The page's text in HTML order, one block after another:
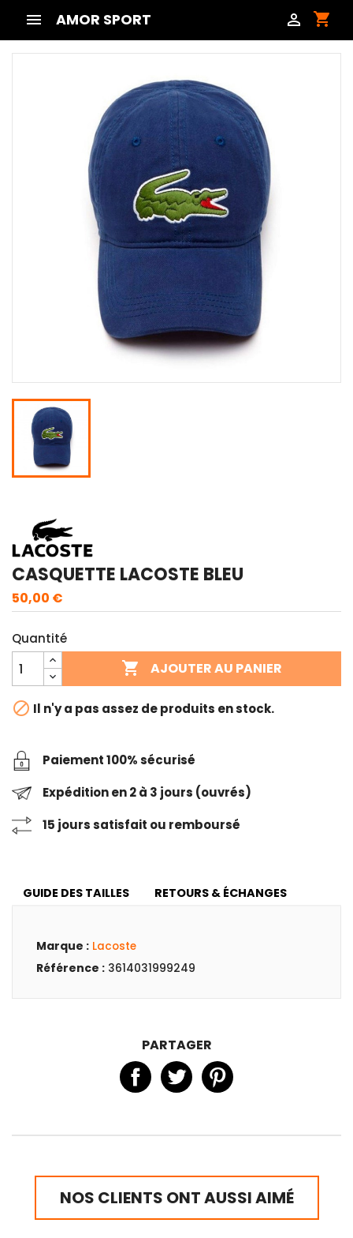
 shopping_cart

AMOR SPORT
CASQUETTE LACOSTE BLEU
50,00 €
Quantité
 AJOUTER AU PANIER
 Il n'y a pas assez de produits en stock.
Paiement 100% sécurisé
Expédition en 2 à 3 jours (ouvrés)
15 jours satisfait ou remboursé
GUIDE DES TAILLES RETOURS & ÉCHANGES
Marque : Lacoste
Référence : 3614031999249
PARTAGER
NOS CLIENTS ONT AUSSI AIMÉ